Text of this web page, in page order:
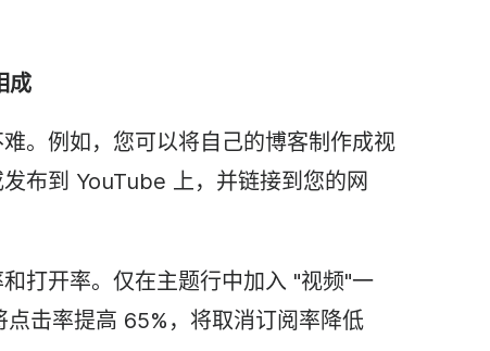
成
。例如，您可以将自己的博客制作成视
布到 YouTube 上，并链接到您的网
打开率。仅在主题行中加入 "视频"一
点击率提高 65%，将取消订阅率降低